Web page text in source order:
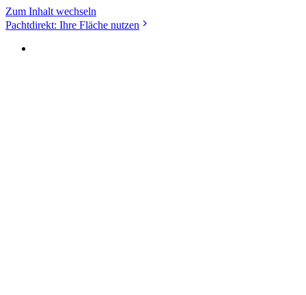
Zum Inhalt wechseln
Pachtdirekt: Ihre Fläche nutzen